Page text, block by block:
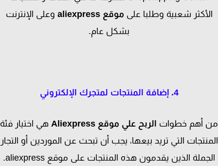
شعبية وطلبا علىموقع aliexpress
وعلى الإنترنت
بشكل عام.
أهم خطواتالربح علي موقع Aliexpress
هي اختيار فئة
التي تريد بيعها، يجب أن تبحث عن الموردين أو التجار
الجملة الذين يقدمون هذه المنتجات على موقع aliexpress.